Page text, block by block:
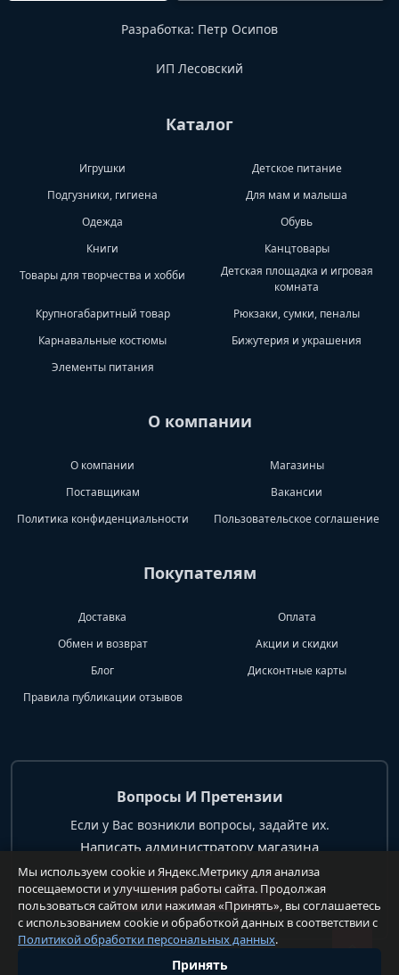
Разработка: Петр Осипов
ИП Лесовский
Каталог
Игрушки
Детское питание
Подгузники, гигиена
Для мам и малыша
Одежда
Обувь
Книги
Канцтовары
Товары для творчества и хобби
Детская площадка и игровая
комната
Крупногабаритный товар
Рюкзаки, сумки, пеналы
Карнавальные костюмы
Бижутерия и украшения
Элементы питания
О компании
О компании
Магазины
Поставщикам
Вакансии
Политика конфиденциальности
Пользовательское соглашение
Покупателям
Доставка
Оплата
Обмен и возврат
Акции и скидки
Блог
Дисконтные карты
Правила публикации отзывов
Вопросы И Претензии
Если у Вас возникли вопросы, задайте их.
Написать администратору магазина
+7 904 62 99 428
Мы используем cookie и Яндекс.Метрику для анализа
посещаемости и улучшения работы сайта. Продолжая
пользоваться сайтом или нажимая «Принять», вы соглашаетесь
с использованием cookie и обработкой данных в соответствии с
Политикой обработки персональных данных.
Принять